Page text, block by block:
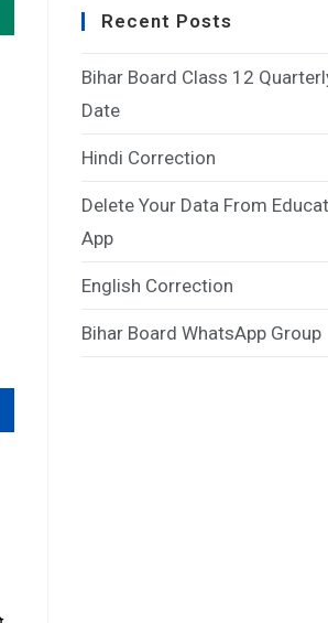
Recent Posts
Bihar Board Class 12
Date
Hindi Correction
Delete Your Data From
App
English Correction
Bihar Board WhatsApp Group